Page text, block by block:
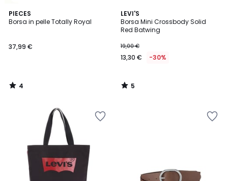
PIECES
Borsa in pelle Totally Royal
37,99 €
4
/
4
/
LEVI'S
Borsa Mini Crossbody Solid
Red Batwing
19,00 €
13,30 € -30%
5
/
5
5
/